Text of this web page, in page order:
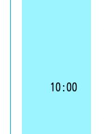
10:00